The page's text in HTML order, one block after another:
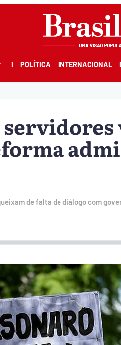
I POLÍTICA INTERNACIONAL
de falta de diálogo com